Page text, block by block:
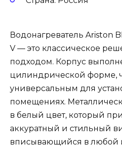
Водонагреватель Ariston
V — это классическое
подходом. Корпус
цилиндрической форме,
универсальным для
помещениях.
в белый цвет, который
аккуратный и стильный
вписывающийся в любой